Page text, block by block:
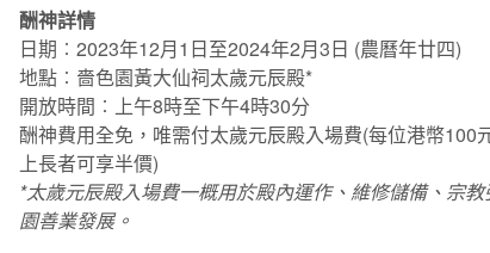
酬神詳情
日期︰2023年12月1日至2024年2月3日 (農曆年廿四)
地點︰嗇色園黃大仙祠太歲元辰殿*
開放時間︰上午8時至下午4時30分
酬神費用全免，唯需付太歲元辰殿入場費(每位港幣100
上長者可享半價)
*太歲元辰殿入場費一概用於殿內運作、維修儲備、宗
園善業發展。